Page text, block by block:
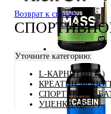
Возврат к списку
Уточните категорию:
L-КАРНИТИН (1)
КРЕАТИН
СПОРТИВНЫЕ
УЦЕНКА (1)